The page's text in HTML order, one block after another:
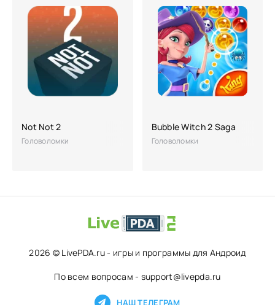
Not Not 2
Головоломки
Bubble Witch 2 Saga
Головоломки
2026 © LivePDA.ru - игры и программы для Андроид
По всем вопросам - support@livepda.ru
НАШ ТЕЛЕГРАМ